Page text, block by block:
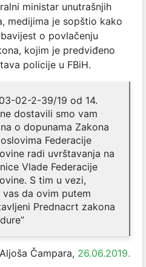
ministar unutrašnjih
medijima je sopštio kako
o povlačenju
kojim je predviđeno
policije u FBiH.
02-2-39/19 od 14.
dostavili smo vam
o dopunama Zakona
Federacije
radi uvrštavanja na
Vlade Federacije
S tim u vezi,
da ovim putem
Prednacrt zakona
Aljoša Čampara, 26.06.2019.